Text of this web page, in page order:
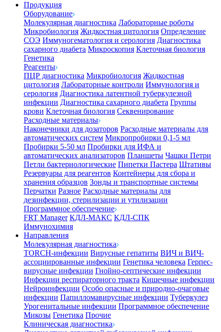
Продукция
Оборудование
Молекулярная диагностика Лабораторные роботы
Микробиология Жидкостная цитология Определение
СОЭ Иммуногематология и серология Диагностика
сахарного диабета Микроскопия Клеточная биология
Генетика
Реагенты
ПЦР диагностика Микробиология Жидкостная
цитология Лабораторные контроли Иммунология и
серология Диагностика латентной туберкулезной
инфекции Диагностика сахарного диабета Группы
крови Клеточная биология Секвенирование
Расходные материалы
Наконечники для дозаторов Расходные материалы для
автоматических систем Микропробирки 0,1-5 мл
Пробирки 5-50 мл Пробирки для ИФА и
автоматических анализаторов Планшеты Чашки Петри
Петли бактериологические Пипетки Пастера Штативы
Резервуары для реагентов Контейнеры для сбора и
хранения образцов Зонды и транспортные системы
Перчатки Разное Расходные материалы для
дезинфекции, стерилизации и утилизации
Программное обеспечение
FRT Manager КДЛ-МАКС КДЛ-СПК
Иммунохимия
Направления
Молекулярная диагностика
TORCH-инфекции Вирусные гепатиты ВИЧ и ВИЧ-
ассоциированные инфекции Генетика человека Герпес-
вирусные инфекции Гнойно-септические инфекции
Инфекции респираторного тракта Кишечные инфекции
Нейроинфекции Особо опасные и природно-очаговые
инфекции Папилломавирусные инфекции Туберкулез
Урогенитальные инфекции Программное обеспечение
Микозы Генетика Прочие
Клиническая диагностика